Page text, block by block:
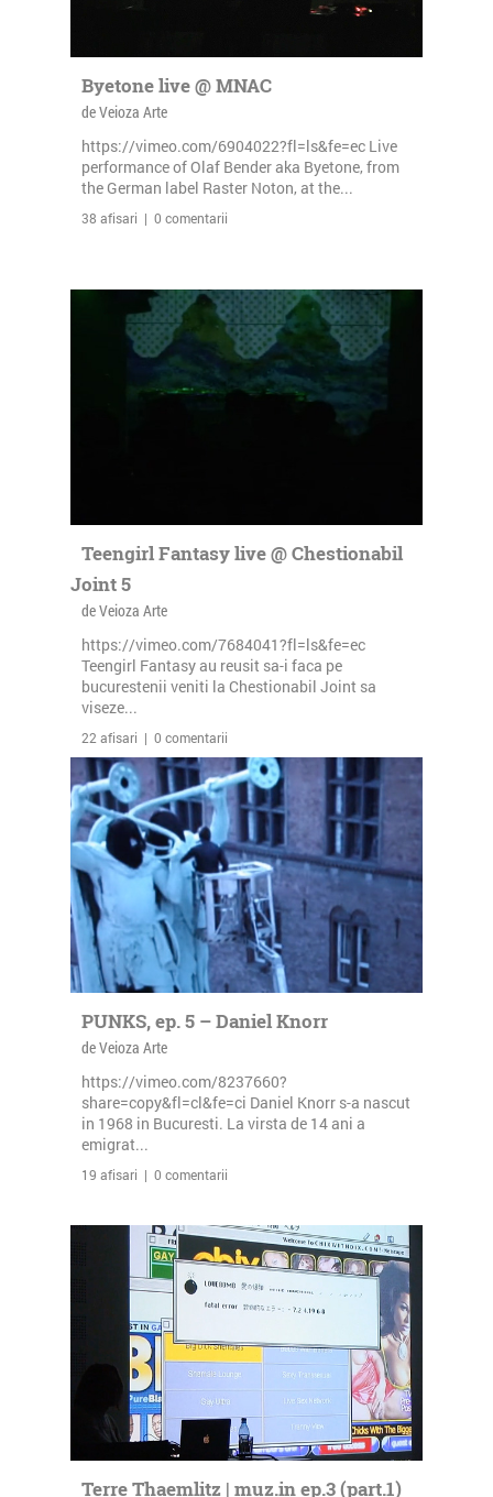
Byetone live @ MNAC
de Veioza Arte
https://vimeo.com/6904022?fl=ls&fe=ec Live
performance of Olaf Bender aka Byetone, from
the German label Raster Noton, at the...
38 afisari | 0 comentarii
Teengirl Fantasy live @ Chestionabil
Joint 5
de Veioza Arte
https://vimeo.com/7684041?fl=ls&fe=ec
Teengirl Fantasy au reusit sa-i faca pe
bucurestenii veniti la Chestionabil Joint sa
viseze...
22 afisari | 0 comentarii
PUNKS, ep. 5 – Daniel Knorr
de Veioza Arte
https://vimeo.com/8237660?
share=copy&fl=cl&fe=ci Daniel Knorr s-a nascut
in 1968 in Bucuresti. La virsta de 14 ani a
emigrat...
19 afisari | 0 comentarii
Terre Thaemlitz | muz.in ep.3 (part.1)